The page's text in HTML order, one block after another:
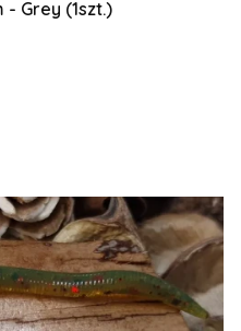
Grey (1szt.)